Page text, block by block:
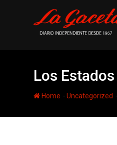
Los
Home -Uncategorized -